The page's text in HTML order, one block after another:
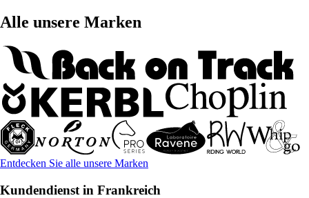
Alle unsere Marken
Entdecken Sie alle unsere Marken
Kundendienst in Frankreich